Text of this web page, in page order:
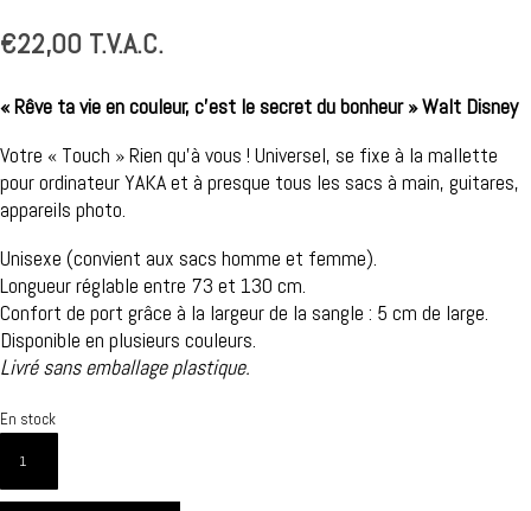
€22,00 T.V.A.C.
« Rêve ta vie en couleur, c’est le secret du bonheur » Walt Disney
Votre « Touch » Rien qu’à vous ! Universel, se fixe à la mallette
pour ordinateur YAKA et à presque tous les sacs à main, guitares,
appareils photo.
Unisexe (convient aux sacs homme et femme).
Longueur réglable entre 73 et 130 cm.
Confort de port grâce à la largeur de la sangle : 5 cm de large.
Disponible en plusieurs couleurs.
Livré sans emballage plastique.
En stock
YAKA